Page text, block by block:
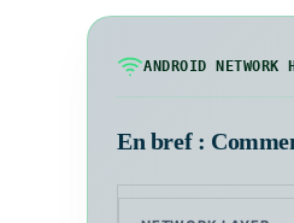
ANDROID
En bref :